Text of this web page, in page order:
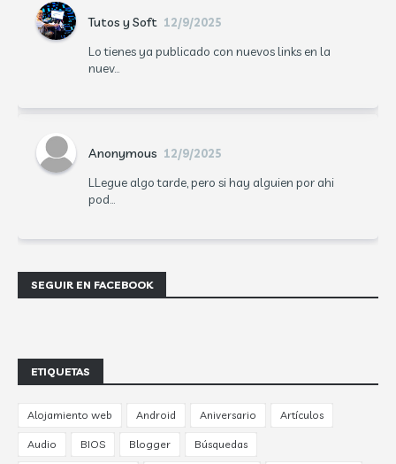
Tutos y Soft 12/9/2025
Lo tienes ya publicado con nuevos links en la
nuev...
Anonymous 12/9/2025
LLegue algo tarde, pero si hay alguien por ahi
pod...
SEGUIR EN FACEBOOK
ETIQUETAS
Alojamiento web Android Aniversario Artículos
Audio BIOS Blogger Búsquedas